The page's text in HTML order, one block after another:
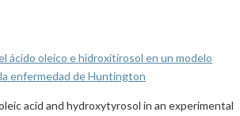
ácido oleico e hidroxitirosol en un modelo
enfermedad de Huntington
acid and hydroxytyrosol in an experimental